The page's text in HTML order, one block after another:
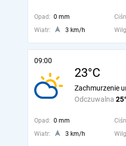
Opad: 0 mm
Wiatr:
3 km/h
09:00
23°C
Odczuwalna
Zachmurzenie
Opad: 0 mm
Wiatr:
3 km/h